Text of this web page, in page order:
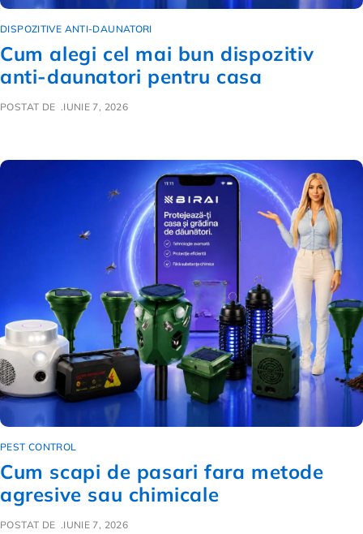
DISPOZITIVE ANTI-DAUNATORI
Cum alegi cel mai bun dispozitiv
anti-daunatori pentru casa
POSTAT DE IUNIE 7, 2026
PEST CONTROL
Cum scapi de pasari fara metode
agresive sau chimicale
POSTAT DE IUNIE 7, 2026